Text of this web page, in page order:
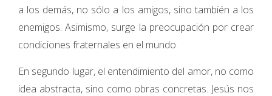
a los demás, no sólo a los amigos, sino también a los
enemigos. Asimismo, surge la preocupación por crear
condiciones fraternales en el mundo.
En segundo lugar, el entendimiento del amor, no como
idea abstracta, sino como obras concretas. Jesús nos